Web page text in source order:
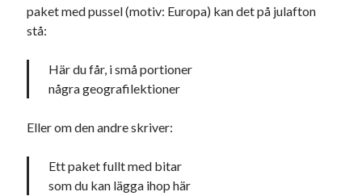
paket med pussel (motiv: Europa) kan det på julafton
stå:
Här du får, i små portioner
några geografilektioner
Eller om den andre skriver:
Ett paket fullt med bitar
som du kan lägga ihop här